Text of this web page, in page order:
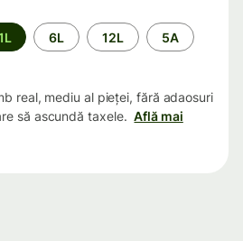
6L 12L 5A
real, mediu al pieței, fără adaosuri
să ascundă taxele. Află mai